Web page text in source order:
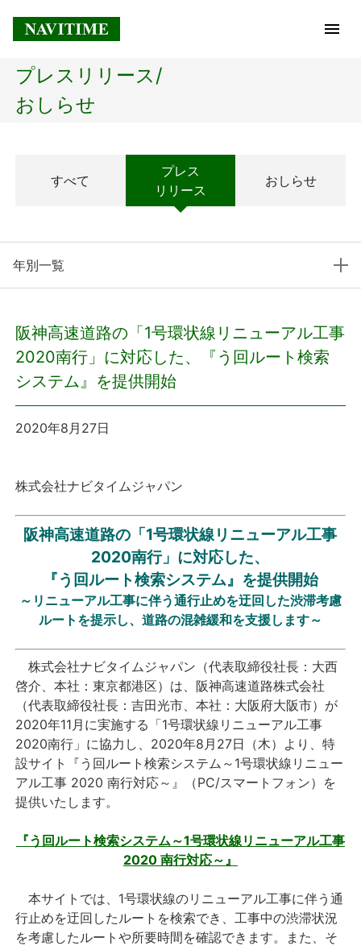
トップページ
経営理念
プレスリリース
おしらせ
サービス
法人向けサービス
採用情報
English
プレスリリース/
おしらせ
すべて
プレス
リリース
おしらせ
年別一覧
阪神高速道路の「1号環状線リニューアル工事
2020南行」に対応した、『う回ルート検索
システム』を提供開始
2020年8月27日
株式会社ナビタイムジャパン
阪神高速道路の「1号環状線リニューアル工事
2020南行」に対応した、
『う回ルート検索システム』を提供開始
～リニューアル工事に伴う通行止めを迂回した渋滞考慮
ルートを提示し、道路の混雑緩和を支援します～
株式会社ナビタイムジャパン（代表取締役社長：大西
啓介、本社：東京都港区）は、阪神高速道路株式会社
（代表取締役社長：吉田光市、本社：大阪府大阪市）が
2020年11月に実施する「1号環状線リニューアル工事
2020南行」に協力し、2020年8月27日（木）より、特
設サイト『う回ルート検索システム～1号環状線リニュー
アル工事 2020 南行対応～』（PC/スマートフォン）を
提供いたします。
『う回ルート検索システム～1号環状線リニューアル工事
2020 南行対応～』
本サイトでは、1号環状線のリニューアル工事に伴う通
行止めを迂回したルートを検索でき、工事中の渋滞状況
を考慮したルートや所要時間を確認できます。また、そ